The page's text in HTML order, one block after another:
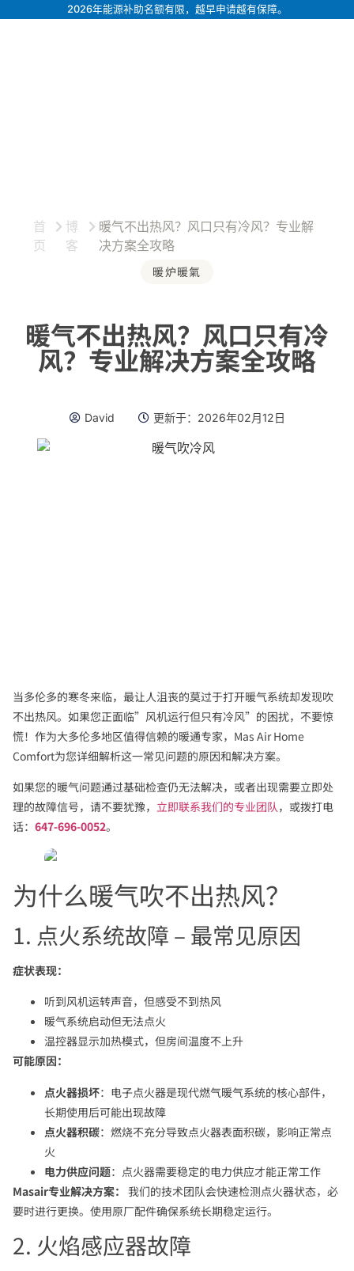
2026年能源补助名额有限，越早申请越有保障。
首
页
博
客
暖气不出热风？风口只有冷风？专业解
决方案全攻略
暖炉暖氣
暖气不出热风？风口只有冷
风？专业解决方案全攻略
David 更新于： 2026年02月12日
当多伦多的寒冬来临，最让人沮丧的莫过于打开暖气系统却发现吹
不出热风。如果您正面临”风机运行但只有冷风”的困扰，不要惊
慌！作为大多伦多地区值得信赖的暖通专家，Mas Air Home
Comfort为您详细解析这一常见问题的原因和解决方案。
如果您的暖气问题通过基础检查仍无法解决，或者出现需要立即处
理的故障信号，请不要犹豫， 立即联系我们的专业团队，或拨打电
话： 647-696-0052。
为什么暖气吹不出热风？
1. 点火系统故障 – 最常见原因
症状表现：
听到风机运转声音，但感受不到热风
暖气系统启动但无法点火
温控器显示加热模式，但房间温度不上升
可能原因：
点火器损坏：电子点火器是现代燃气暖气系统的核心部件，
长期使用后可能出现故障
点火器积碳：燃烧不充分导致点火器表面积碳，影响正常点
火
电力供应问题：点火器需要稳定的电力供应才能正常工作
Masair专业解决方案： 我们的技术团队会快速检测点火器状态，必
要时进行更换。使用原厂配件确保系统长期稳定运行。
2. 火焰感应器故障